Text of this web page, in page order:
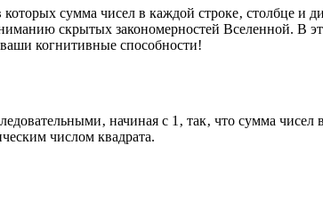
сумма чисел в каждой строке‚ столбце и
скрытых закономерностей Вселенной. В
когнитивные способности!
начиная с 1‚ так‚ что сумма чисел
числом квадрата.